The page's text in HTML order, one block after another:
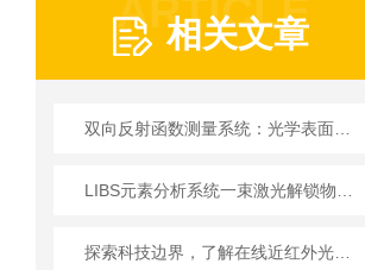
ARTICLE
相关文章